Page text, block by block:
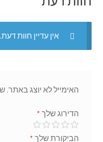
אין עדיין חוות דעת.
האימייל לא יוצג באתר.
הדירוג שלך *
הביקורת שלך *